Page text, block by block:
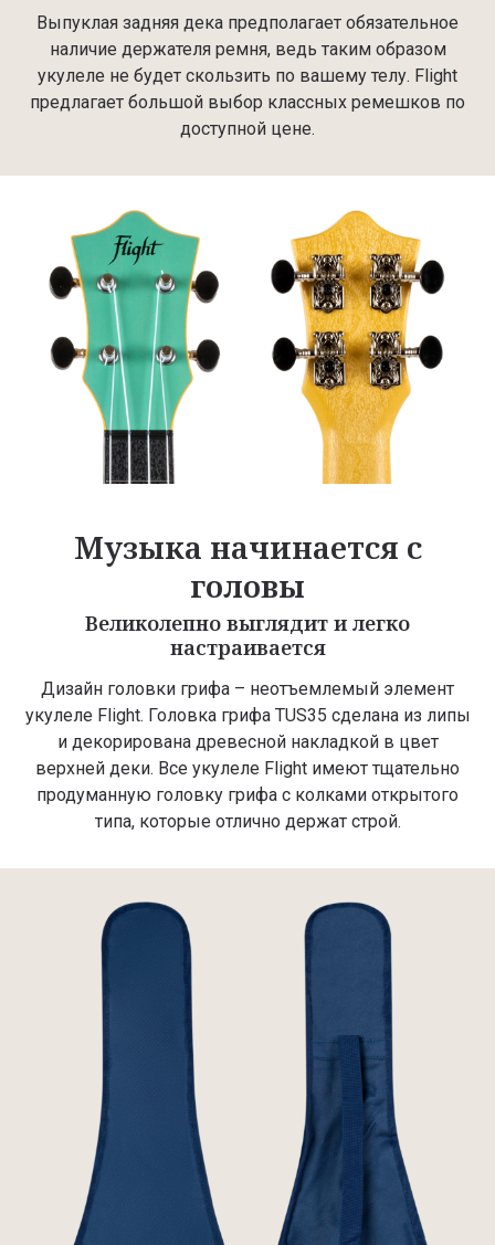
Выпуклая задняя дека предполагает обязательное
наличие держателя ремня, ведь таким образом
укулеле не будет скользить по вашему телу. Flight
предлагает большой выбор классных ремешков по
доступной цене.
Музыка начинается с
головы
Великолепно выглядит и легко
настраивается
Дизайн головки грифа – неотъемлемый элемент
укулеле Flight. Головка грифа TUS35 сделана из липы
и декорирована древесной накладкой в цвет
верхней деки. Все укулеле Flight имеют тщательно
продуманную головку грифа с колками открытого
типа, которые отлично держат строй.